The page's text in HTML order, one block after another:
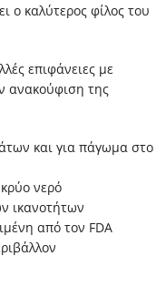
ο καλύτερος φίλος του
επιφάνειες με
ανακούφιση της
και για πάγωμα στο
νερό
ικανοτήτων
από τον FDA